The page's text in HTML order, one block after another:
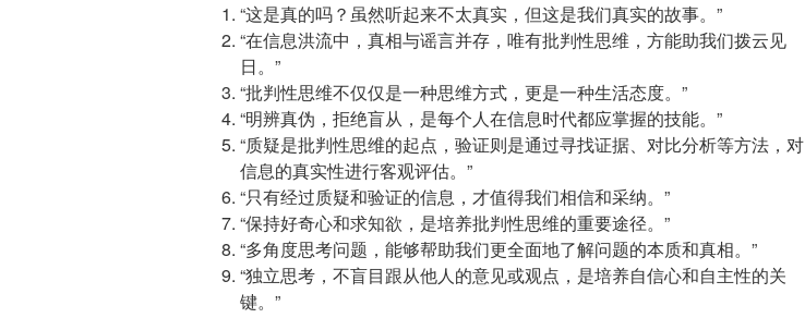
“这是真的吗？虽然听起来不太真实，但这是我们真实的故事。”
“在信息洪流中，真相与谣言并存，唯有批判性思维，方能助我们拨云见
日。”
“批判性思维不仅仅是一种思维方式，更是一种生活态度。”
“明辨真伪，拒绝盲从，是每个人在信息时代都应掌握的技能。”
“质疑是批判性思维的起点，验证则是通过寻找证据、对比分析等方法，对
信息的真实性进行客观评估。”
“只有经过质疑和验证的信息，才值得我们相信和采纳。”
“保持好奇心和求知欲，是培养批判性思维的重要途径。”
“多角度思考问题，能够帮助我们更全面地了解问题的本质和真相。”
“独立思考，不盲目跟从他人的意见或观点，是培养自信心和自主性的关
键。”